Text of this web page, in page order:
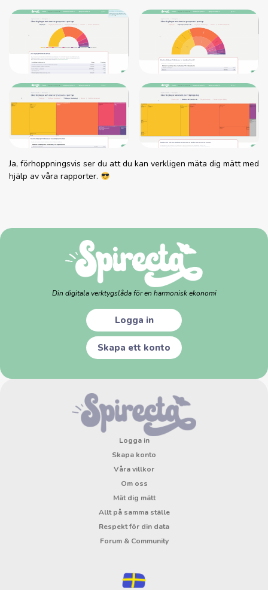
Ja, förhoppningsvis ser du att du kan verkligen mäta dig mätt med
hjälp av våra rapporter.
Din digitala verktygslåda för en harmonisk ekonomi
Logga in
Skapa ett konto
Logga in
Skapa konto
Våra villkor
Om oss
Mät dig mätt
Allt på samma ställe
Respekt för din data
Forum & Community